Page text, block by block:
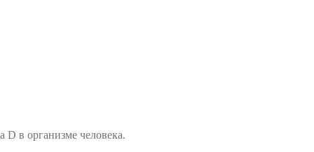
D в организме человека.